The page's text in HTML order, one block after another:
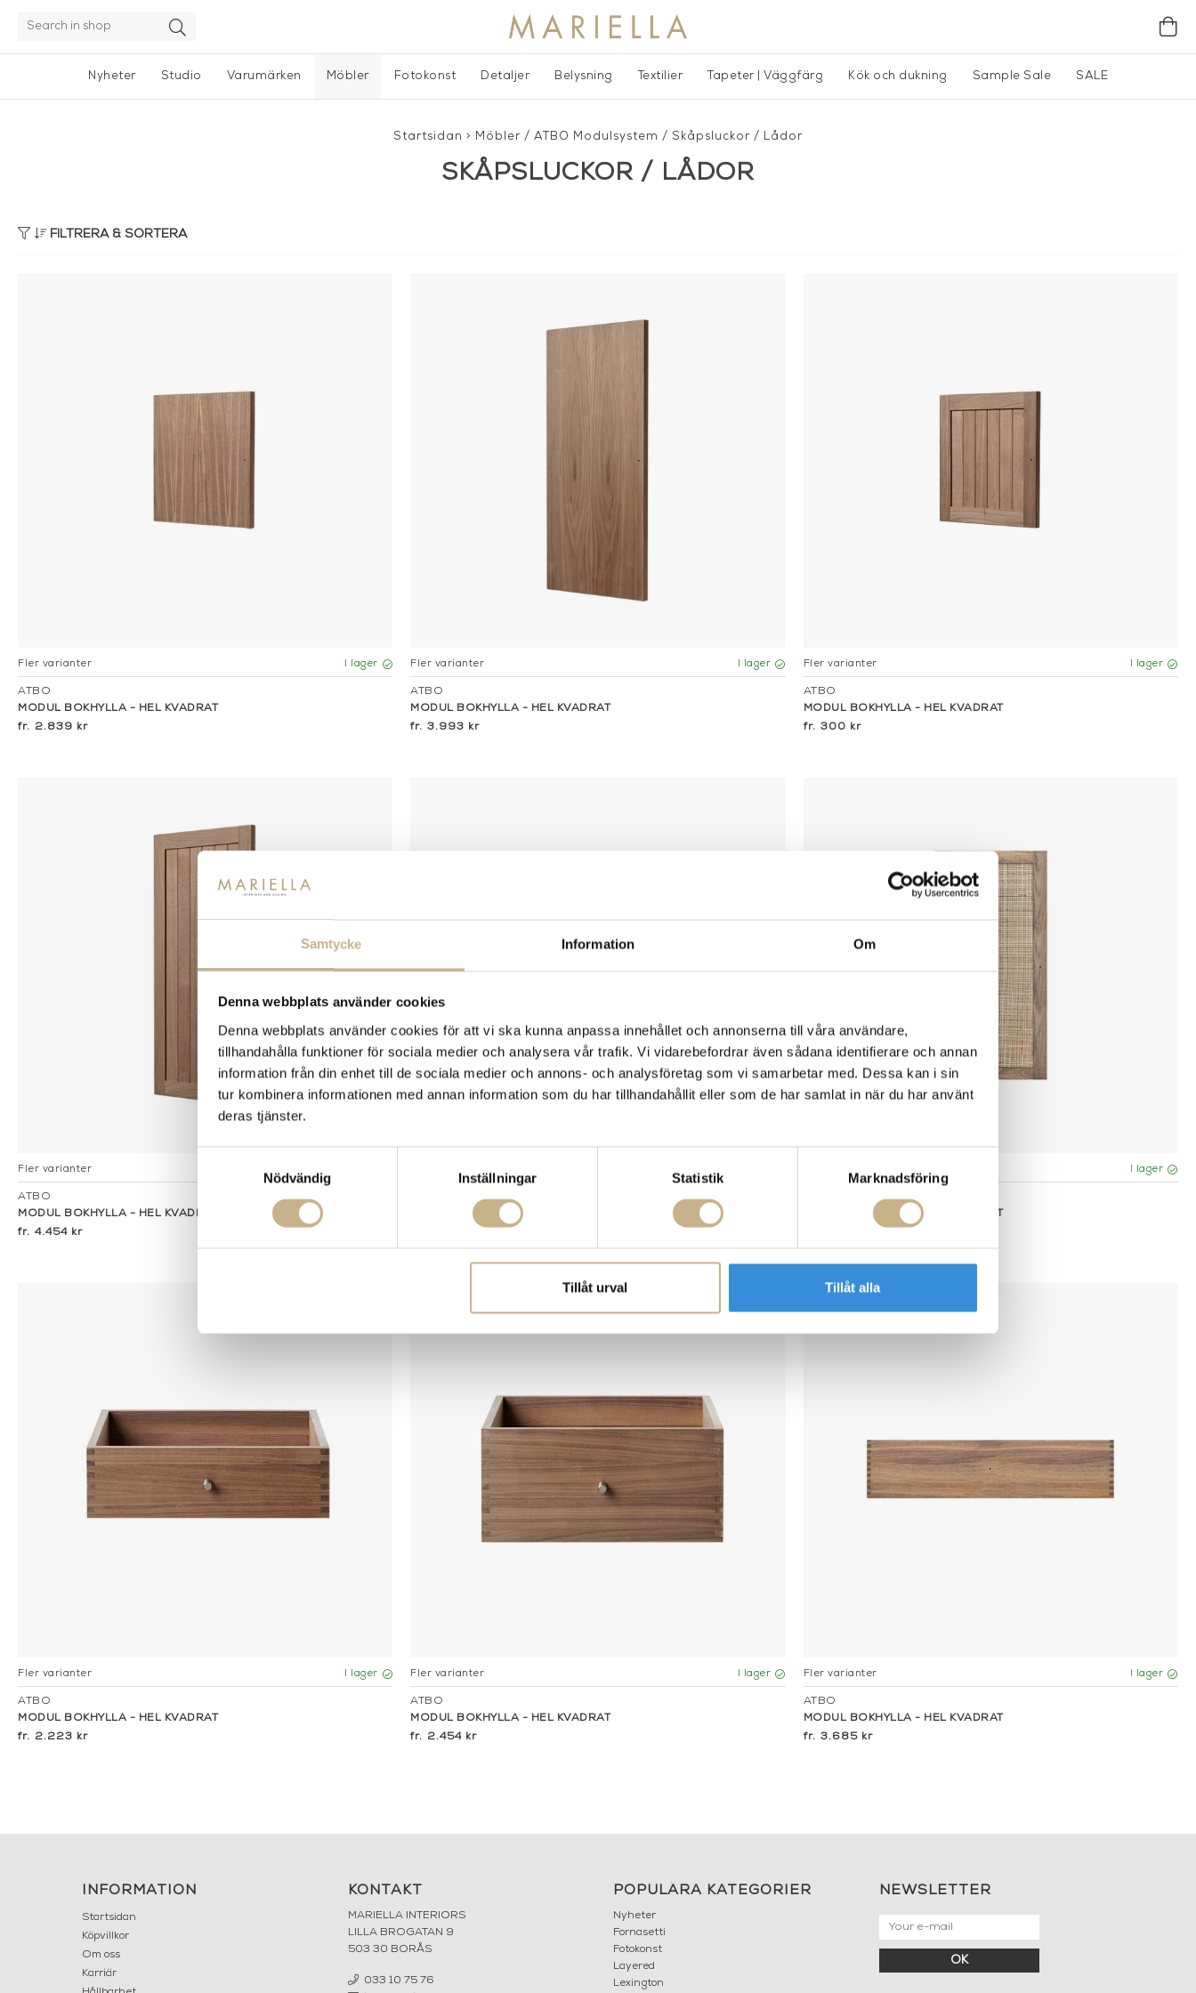
Samtycke Information Om
Denna webbplats använder cookies
Denna webbplats använder cookies för att vi ska kunna anpassa innehållet och annonserna till våra användare,
tillhandahålla funktioner för sociala medier och analysera vår trafik. Vi vidarebefordrar även sådana identifierare och annan
information från din enhet till de sociala medier och annons- och analysföretag som vi samarbetar med. Dessa kan i sin
tur kombinera informationen med annan information som du har tillhandahållit eller som de har samlat in när du har använt
deras tjänster.
Nödvändig
Inställningar Statistik Marknadsföring
Tillåt urval Tillåt alla
Nyheter Studio Varumärken Möbler Fotokonst Detaljer Belysning Textilier Tapeter | Väggfärg Kök och dukning Sample Sale SALE
Startsidan > Möbler / ATBO Modulsystem / Skåpsluckor / Lådor
SKÅPSLUCKOR / LÅDOR
FILTRERA & SORTERA
Fler varianter I lager
ATBO
MODUL BOKHYLLA - HEL KVADRAT
2.839 kr
Fler varianter I lager
ATBO
MODUL BOKHYLLA - HEL KVADRAT
3.993 kr
Fler varianter I lager
ATBO
MODUL BOKHYLLA - HEL KVADRAT
300 kr
Fler varianter
ATBO
MODUL BOKHYLLA - HEL KVADRAT
4.454 kr
MODUL BOKHYLLA - HEL KVADRAT
I lager
MODUL BOKHYLLA - HEL KVADRAT
Fler varianter I lager
ATBO
MODUL BOKHYLLA - HEL KVADRAT
2.223 kr
Fler varianter I lager
ATBO
MODUL BOKHYLLA - HEL KVADRAT
2.454 kr
Fler varianter I lager
ATBO
MODUL BOKHYLLA - HEL KVADRAT
3.685 kr
INFORMATION
Startsidan
Köpvillkor
Om oss
Karriär
KONTAKT
MARIELLA INTERIORS
LILLA BROGATAN 9
503 30 BORÅS
033 10 75 76
POPULÄRA KATEGORIER
Nyheter
Fornasetti
Fotokonst
Layered
Lexington
NEWSLETTER
OK